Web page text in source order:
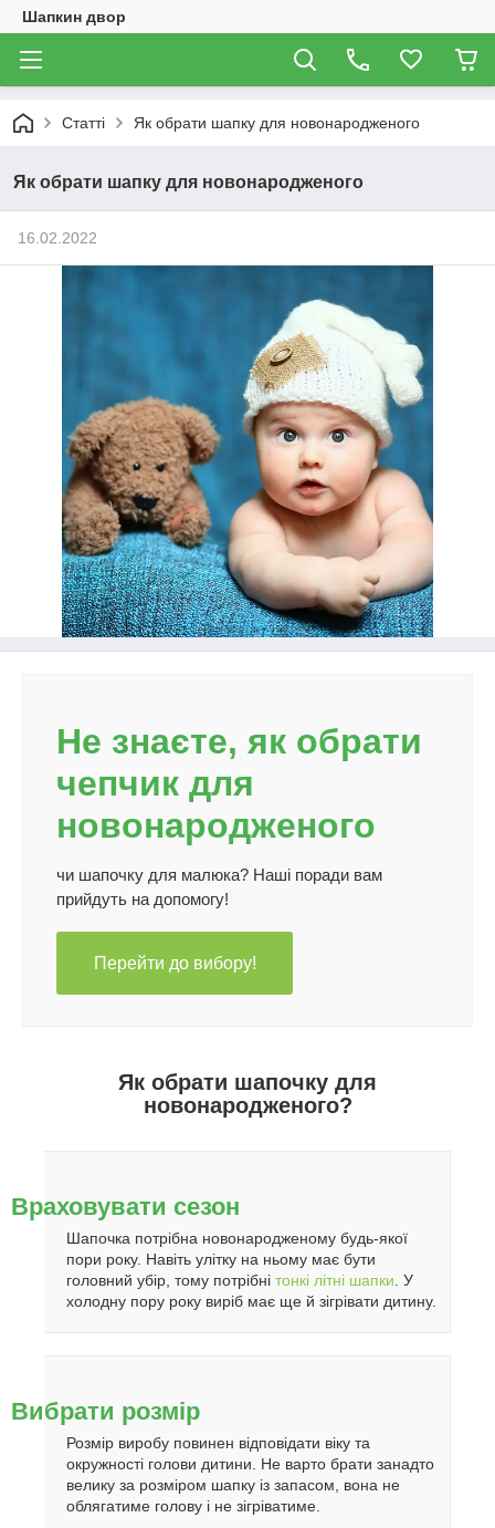
Шапкин двор
Статті Як обрати шапку для новонародженого
Як обрати шапку для новонародженого
16.02.2022
Не знаєте, як обрати
чепчик для
новонародженого
чи шапочку для малюка? Наші поради вам
прийдуть на допомогу!
Перейти до вибору!
Як обрати шапочку для
новонародженого?
Враховувати сезон
Шапочка потрібна новонародженому будь-якої
пори року. Навіть улітку на ньому має бути
головний убір, тому потрібні тонкі літні шапки . У
холодну пору року виріб має ще й зігрівати дитину.
Вибрати розмір
Розмір виробу повинен відповідати віку та
окружності голови дитини. Не варто брати занадто
велику за розміром шапку із запасом, вона не
облягатиме голову і не зігріватиме.